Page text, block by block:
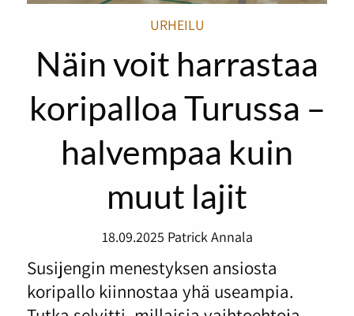
URHEILU
Näin voit harrastaa
koripalloa Turussa –
halvempaa kuin
muut lajit
18.09.2025 Patrick Annala
Susijengin menestyksen ansiosta
koripallo kiinnostaa yhä useampia.